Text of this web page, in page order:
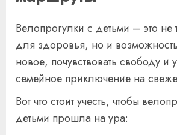
Велопрогулки с детьми – это не
для здоровья, но и
новое, почувствовать свободу и
семейное приключение на
Вот что стоит учесть, чтобы
детьми прошла на ура: